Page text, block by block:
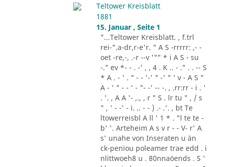
Teltower Kreisblatt
1881
15. Januar , Seite 1
"...Teltower Kreisblatt. , f.trl
rei-".a-dr,r-e'r. " A S -rrrrr: ,- -
oet -re,-, .-r --v '"" * i A S - su
-." ev *- - . -' , , 4 . K .. - ." . . -- S
* A . - ' . " - - '-' " -' " ' v - A S "
A - ' " - - ' - "- -' -- -. , .rr:rr - i . '
. '. , A A '- ,., , r " S . lr tu " , / s
" , ' - -' - i. .. - - ) .- .'. , bt Te
ltowerreisbl A ll ' 1 * . "l te te -
b' '. Arteheim A s v r - - V- r' A
s' unahe von Inseraten u än
ck-peniou poleamer trae edd . i
nlittwoeh8 u . 80nnaöends . S '